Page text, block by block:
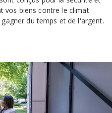
vos biens contre le climat
du temps et de l'argent.